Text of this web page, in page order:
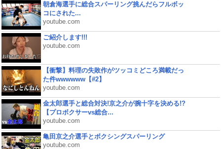
朝倉海選手に総合スパーリング挑んだらフルボッ
コにされた...
youtube.com
ご紹介します!!!
youtube.com
【衝撃】料理の失敗作がツッコミどころ満載だっ
た件wwwwww【#2】
youtube.com
金太郎選手と総合対決!京之介が腕十字を決める!?
【プロボクサーvs総合...
youtube.com
亀田京之介選手とボクシングスパーリング
youtube.com